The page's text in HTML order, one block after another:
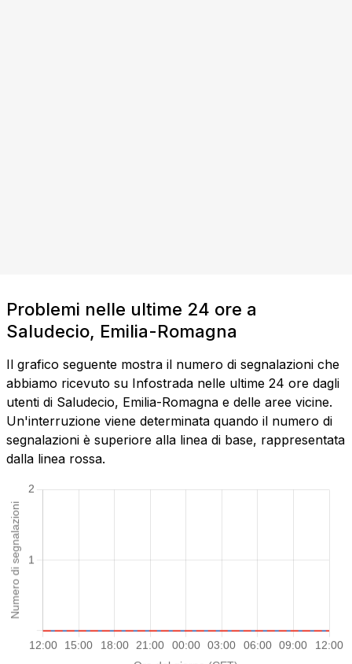
Problemi nelle ultime 24 ore a
Saludecio, Emilia-Romagna
Il grafico seguente mostra il numero di segnalazioni che
abbiamo ricevuto su Infostrada nelle ultime 24 ore dagli
utenti di Saludecio, Emilia-Romagna e delle aree vicine.
Un'interruzione viene determinata quando il numero di
segnalazioni è superiore alla linea di base, rappresentata
dalla linea rossa.